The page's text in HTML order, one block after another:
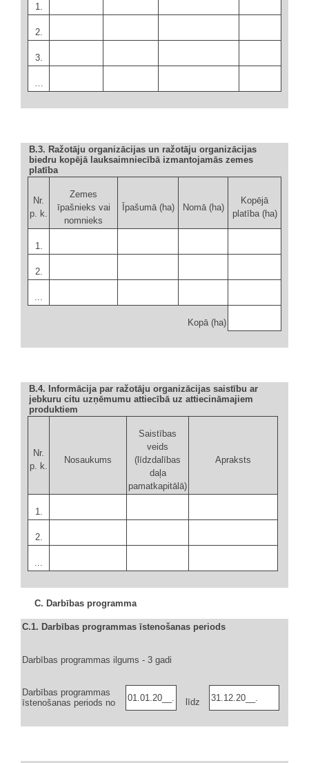
1.
2.
3.
B.3. Ražotāju organizācijas un ražotāju organizācijas
biedru kopējā lauksaimniecībā izmantojamās zemes
platība
Nr.
p. k.
Zemes
īpašnieks vai
nomnieks
Īpašumā (ha) Nomā (ha)
Kopējā
platība (ha)
1.
2.
Kopā (ha)
B.4. Informācija par ražotāju organizācijas saistību ar
jebkuru citu uzņēmumu attiecībā uz attiecināmajiem
produktiem
Nr.
p. k.
Nosaukums
Saistības
veids
(līdzdalības
daļa
pamatkapitālā)
Apraksts
1.
2.
C. Darbības programma
C.1. Darbības programmas īstenošanas periods
Darbības programmas ilgums - 3 gadi
Darbības programmas
īstenošanas periods no
01.01.20__. līdz 31.12.20__.